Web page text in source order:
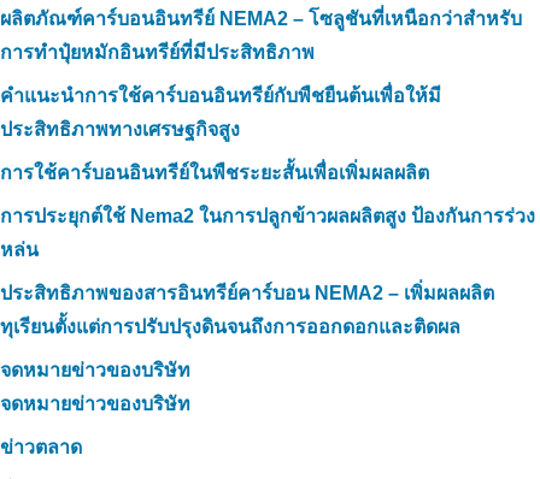
ผลิตภัณฑ์คาร์บอนอินทรีย์ NEMA2 – โซลูชันที่เหนือกว่าสำหรับ
การทำปุ๋ยหมักอินทรีย์ที่มีประสิทธิภาพ
คำแนะนำการใช้คาร์บอนอินทรีย์กับพืชยืนต้นเพื่อให้มี
ประสิทธิภาพทางเศรษฐกิจสูง
การใช้คาร์บอนอินทรีย์ในพืชระยะสั้นเพื่อเพิ่มผลผลิต
การประยุกต์ใช้ Nema2 ในการปลูกข้าวผลผลิตสูง ป้องกันการร่วง
หล่น
ประสิทธิภาพของสารอินทรีย์คาร์บอน NEMA2 – เพิ่มผลผลิต
ทุเรียนตั้งแต่การปรับปรุงดินจนถึงการออกดอกและติดผล
จดหมายข่าวของบริษัท
จดหมายข่าวของบริษัท
ข่าวตลาด